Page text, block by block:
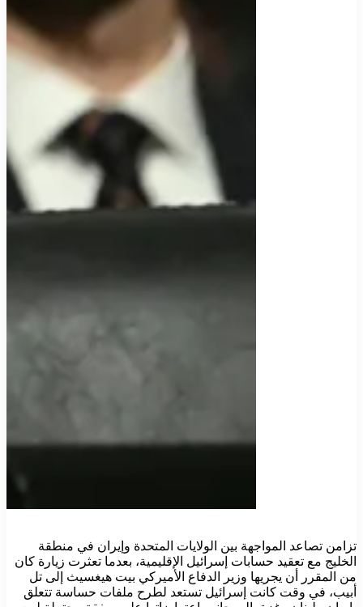
تزامن تصاعد المواجهة بين الولايات المتحدة وإيران في منطقة
الخليج مع تعقيد حسابات إسرائيل الإقليمية، بعدما تعثرت زيارة كان
من المقرر أن يجريها وزير الدفاع الأميركي بيت هيغسيث إلى تل
أبيب، في وقت كانت إسرائيل تستعد لطرح ملفات حساسة تتعلق